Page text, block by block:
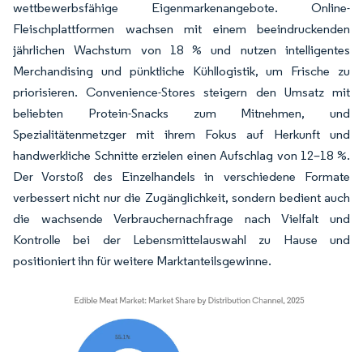
wettbewerbsfähige Eigenmarkenangebote. Online-
Fleischplattformen wachsen mit einem beeindruckenden
jährlichen Wachstum von 18 % und nutzen intelligentes
Merchandising und pünktliche Kühllogistik, um Frische zu
priorisieren. Convenience-Stores steigern den Umsatz mit
beliebten Protein-Snacks zum Mitnehmen, und
Spezialitätenmetzger mit ihrem Fokus auf Herkunft und
handwerkliche Schnitte erzielen einen Aufschlag von 12–18 %.
Der Vorstoß des Einzelhandels in verschiedene Formate
verbessert nicht nur die Zugänglichkeit, sondern bedient auch
die wachsende Verbrauchernachfrage nach Vielfalt und
Kontrolle bei der Lebensmittelauswahl zu Hause und
positioniert ihn für weitere Marktanteilsgewinne.